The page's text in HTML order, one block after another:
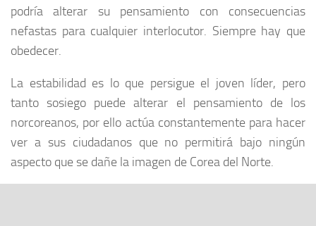
podría alterar su pensamiento con consecuencias
nefastas para cualquier interlocutor. Siempre hay que
obedecer.
La estabilidad es lo que persigue el joven líder, pero
tanto sosiego puede alterar el pensamiento de los
norcoreanos, por ello actúa constantemente para hacer
ver a sus ciudadanos que no permitirá bajo ningún
aspecto que se dañe la imagen de Corea del Norte.